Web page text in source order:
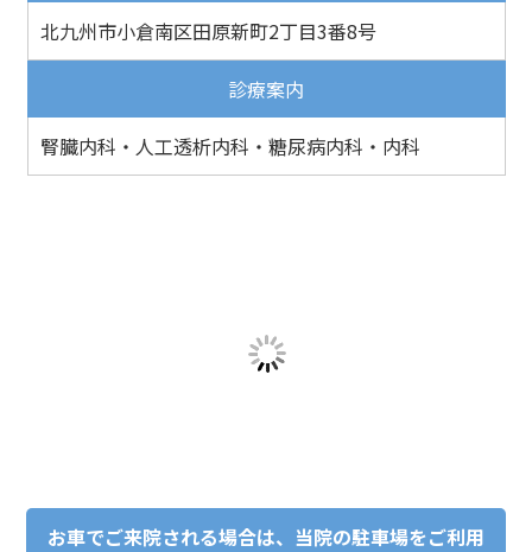
北九州市小倉南区田原新町2丁目3番8号
診療案内
腎臓内科・人工透析内科・糖尿病内科・内科
お車でご来院される場合は、当院の駐車場をご利用